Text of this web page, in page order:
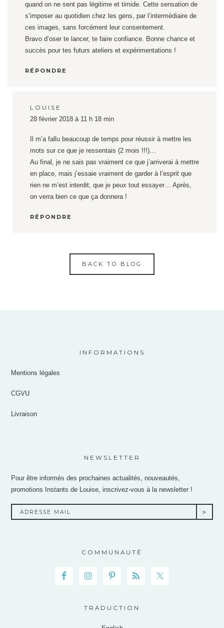
quand on ne sent pas légitime et timide. Cette sensation de
s’imposer au quotidien chez les gens, par l’intermédiaire de
ces images, sans forcément leur consentement.
Bravo d’oser te lancer, te faire confiance. Bonne chance et
succès pour tes futurs ateliers et expérimentations !
RÉPONDRE
LOUISE
28 février 2018 à 11 h 18 min
Il m’a fallu beaucoup de temps pour réussir à mettre les
mots sur ce que je ressentais (2 mois !!!)…
Au final, je ne sais pas vraiment ce que j’arriverai à mettre
en place, mais j’essaie vraiment de garder à l’esprit que
rien ne m’est interdit, que je peux tout essayer… Après,
on verra bien ce que ça donnera !
RÉPONDRE
BACK TO BLOG
INFORMATIONS
Mentions légales
CGVU
Livraison
NEWSLETTER
Pour être informés des prochaines actualités, nouveautés,
promotions Instants de Louise, inscrivez-vous à la newsletter !
COMMUNAUTÉ
TRADUCTION